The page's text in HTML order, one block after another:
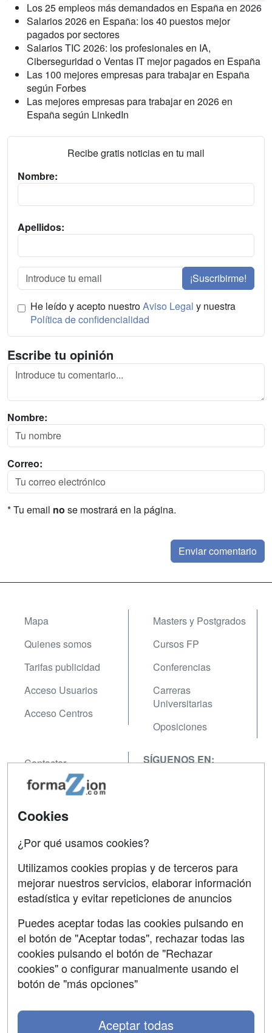
Los 25 empleos más demandados en España en 2026
Salarios 2026 en España: los 40 puestos mejor
pagados por sectores
Salarios TIC 2026: los profesionales en IA,
Ciberseguridad o Ventas IT mejor pagados en España
Las 100 mejores empresas para trabajar en España
según Forbes
Las mejores empresas para trabajar en 2026 en
España según LinkedIn
Recibe gratis noticias en tu mail
Nombre:
Apellidos:
¡Suscribirme!
He leído y acepto nuestroAviso Legal y nuestra
Política de confidencialidad
Escribe tu opinión
Nombre:
Correo:
* Tu email no se mostrará en la página.
Mapa
Quienes somos
Tarifas publicidad
Acceso Usuarios
Acceso Centros
Masters y Postgrados
Cursos FP
Conferencias
Carreras
Universitarias
Oposiciones
Contactar
Confidencialidad
Aviso legal
SÍGUENOS EN:
Grupo formazion:
Cookies
¿Por qué usamos cookies?
Utilizamos cookies propias y de terceros para
mejorar nuestros servicios, elaborar información
estadística y evitar repeticiones de anuncios
Puedes aceptar todas las cookies pulsando en
el botón de "Aceptar todas", rechazar todas las
cookies pulsando el botón de "Rechazar
cookies" o configurar manualmente usando el
botón de "más opciones"
Aceptar todas